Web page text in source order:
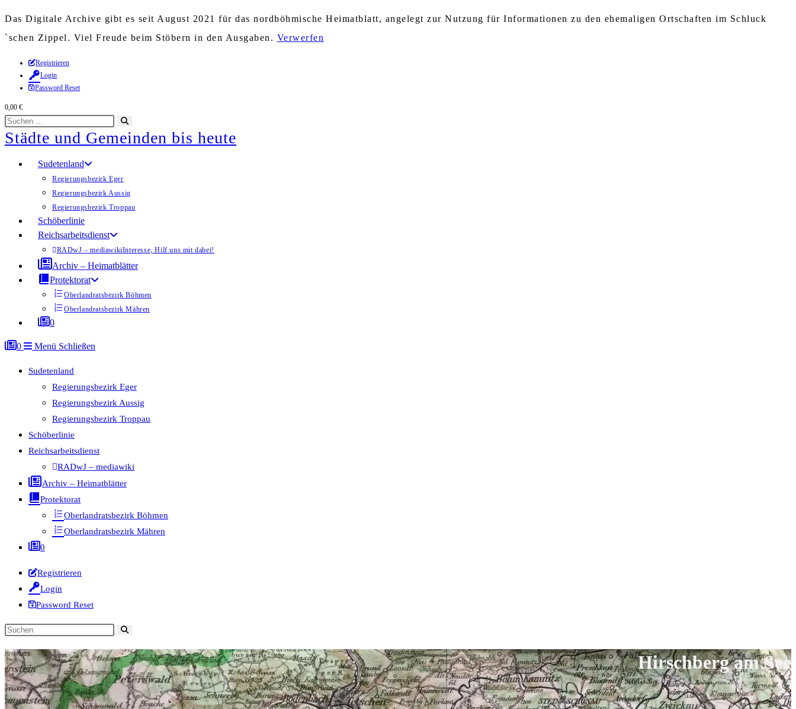
Das Digitale Archive gibt es seit August 2021 für das nordböhmische Heimatblatt, angelegt zur Nutzung für Informationen zu den ehemaligen Ortschaften im Schluck
`schen Zippel. Viel Freude beim Stöbern in den Ausgaben. Verwerfen
Zum
Inhalt
springen
Registrieren
Login
Password Reset
0,00 €
Diese
Website
durchsuchen
starten
Städte und Gemeinden bis heute
Sudetenland
Regierungsbezirk Eger
Regierungsbezirk Aussig
Regierungsbezirk Troppau
Schöberlinie
Reichsarbeitsdienst
RADwJ – mediawikiInteresse, Hilf uns mit dabei!
Archiv – Heimatblätter
Protektorat
Oberlandratsbezirk Böhmen
Oberlandratsbezirk Mähren
0
0 Menü Schließen
Sudetenland
Regierungsbezirk Eger
Regierungsbezirk Aussig
Regierungsbezirk Troppau
Schöberlinie
Reichsarbeitsdienst
RADwJ – mediawiki
Archiv – Heimatblätter
Protektorat
Oberlandratsbezirk Böhmen
Oberlandratsbezirk Mähren
0
Registrieren
Login
Password Reset
Diese
durchsuchen
Hirschberg am See